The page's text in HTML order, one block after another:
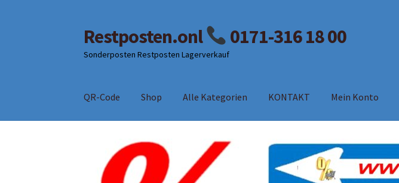
Zur
Navigation
springen
Zum
Inhalt
springen
Restposten.onl 0171-316 18 00
Sonderposten Restposten Lagerverkauf
QR-Code Shop Alle Kategorien KONTAKT Mein Konto